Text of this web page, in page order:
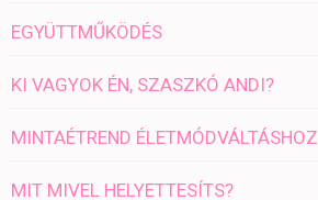
EGYÜTTMŰKÖDÉS
KI VAGYOK ÉN, SZASZKÓ ANDI?
MINTAÉTREND ÉLETMÓDVÁLTÁSHOZ
MIT MIVEL HELYETTESÍTS?